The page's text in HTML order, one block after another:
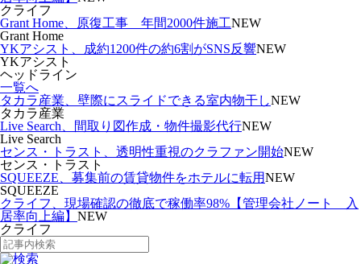
クライフ
Grant Home、原復工事 年間2000件施工NEW
Grant Home
YKアシスト、成約1200件の約6割がSNS反響NEW
YKアシスト
ヘッドライン
一覧へ
タカラ産業、壁際にスライドできる室内物干しNEW
タカラ産業
Live Search、間取り図作成・物件撮影代行NEW
Live Search
センス・トラスト、透明性重視のクラファン開始NEW
センス・トラスト
SQUEEZE、募集前の賃貸物件をホテルに転用NEW
SQUEEZE
クライフ、現場確認の徹底で稼働率98%【管理会社ノート 入
居率向上編】 NEW
クライフ